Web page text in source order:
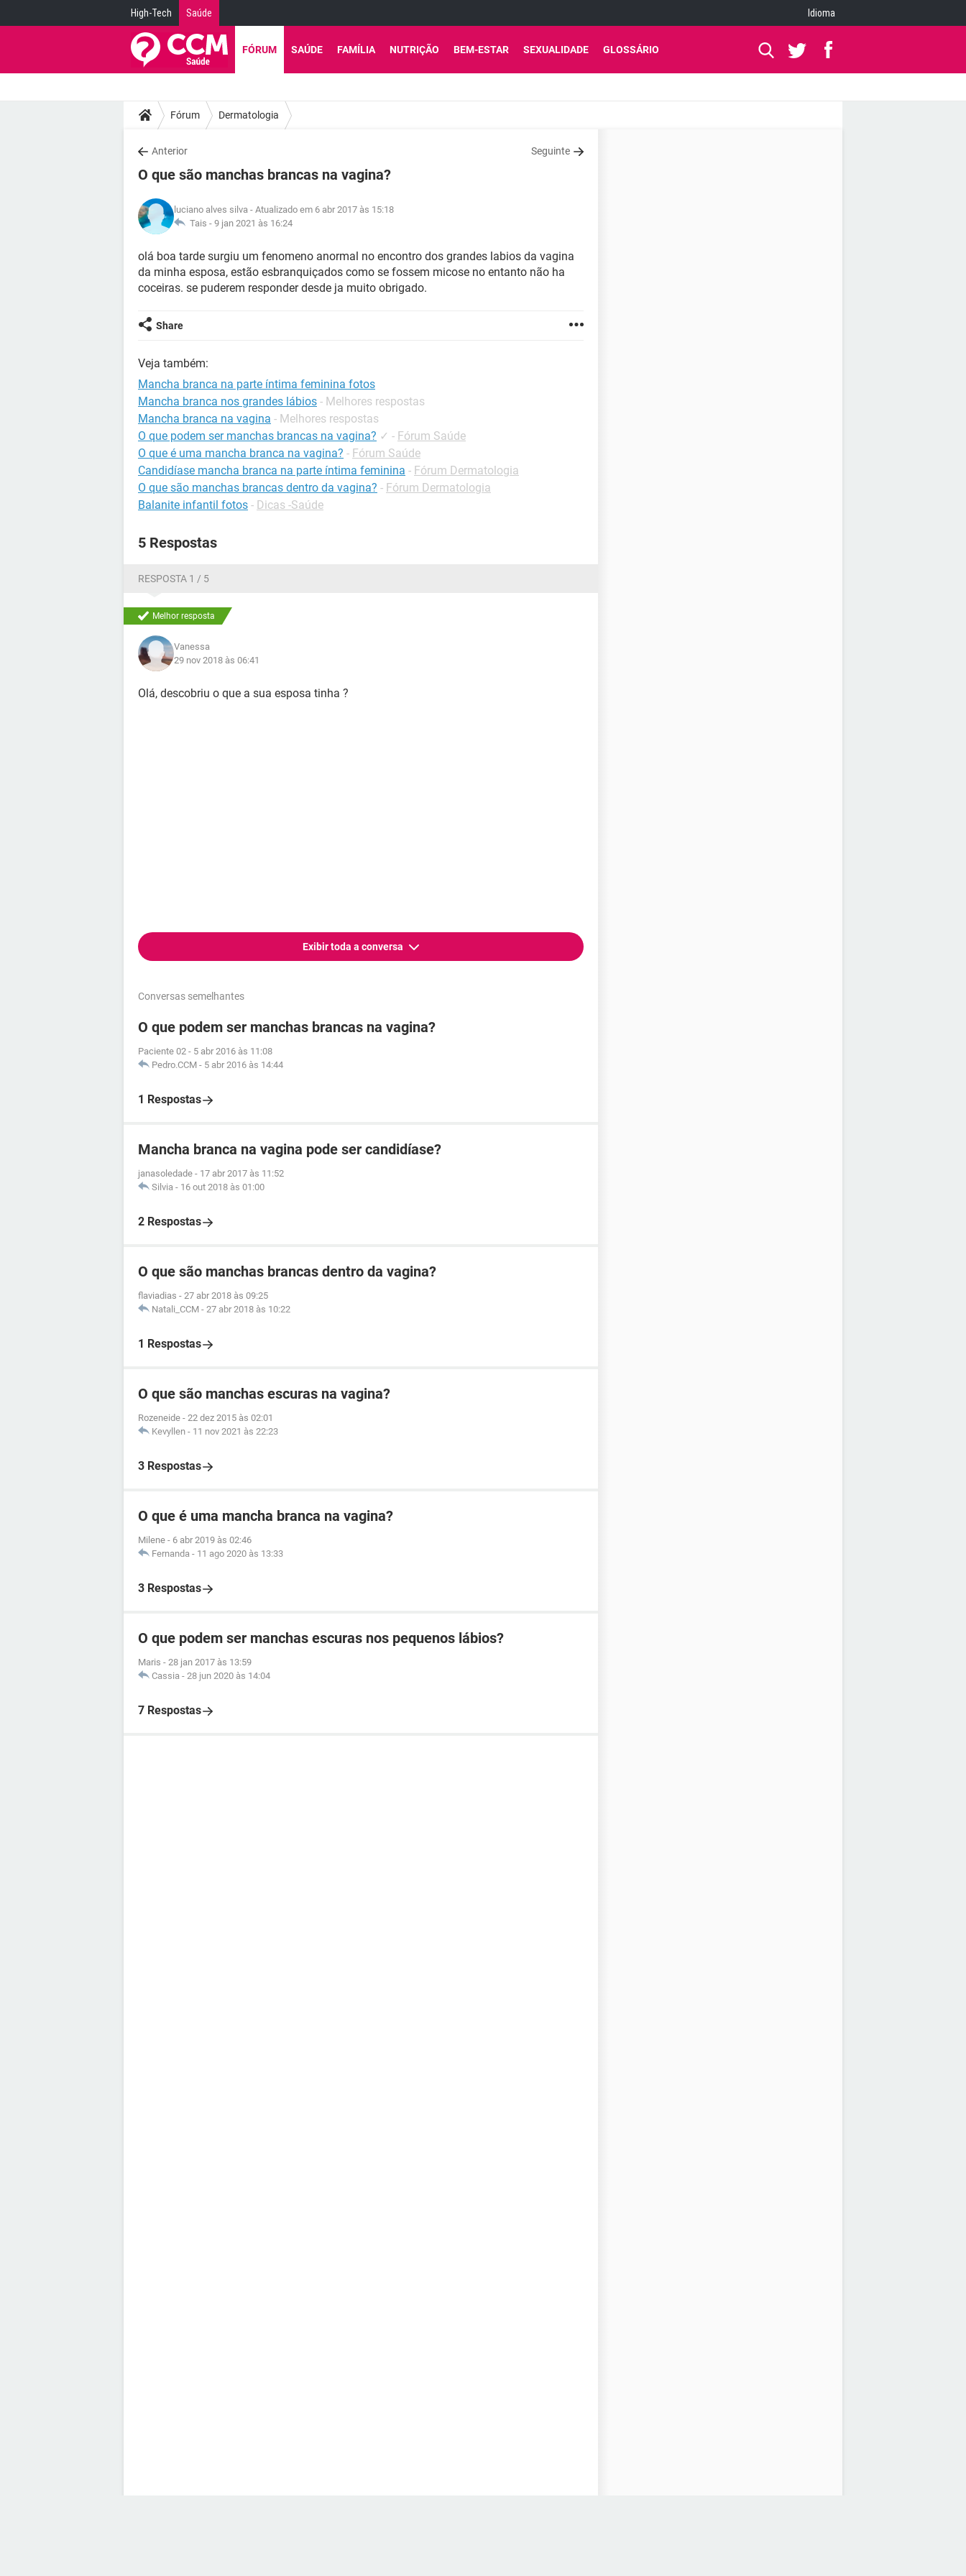
High-Tech Saúde Idioma
FÓRUM SAÚDE FAMÍLIA NUTRIÇÃO BEM-ESTAR SEXUALIDADE GLOSSÁRIO
Fórum Dermatologia
Anterior Seguinte
O que são manchas brancas na vagina?
luciano alves silva - Atualizado em 6 abr 2017 às 15:18
Tais - 9 jan 2021 às 16:24
olá boa tarde surgiu um fenomeno anormal no encontro dos grandes labios da vagina
da minha esposa, estão esbranquiçados como se fossem micose no entanto não ha
coceiras. se puderem responder desde ja muito obrigado.
Share
Veja também:
Mancha branca na parte íntima feminina fotos
Mancha branca nos grandes lábios - Melhores respostas
Mancha branca na vagina - Melhores respostas
O que podem ser manchas brancas na vagina? ✓ - Fórum Saúde
O que é uma mancha branca na vagina? - Fórum Saúde
Candidíase mancha branca na parte íntima feminina - Fórum Dermatologia
O que são manchas brancas dentro da vagina? - Fórum Dermatologia
Balanite infantil fotos - Dicas -Saúde
5 Respostas
RESPOSTA 1 / 5
Melhor resposta
Vanessa
29 nov 2018 às 06:41
Olá, descobriu o que a sua esposa tinha ?
Exibir toda a conversa
Conversas semelhantes
O que podem ser manchas brancas na vagina?
Paciente 02 - 5 abr 2016 às 11:08
Pedro.CCM - 5 abr 2016 às 14:44
1 Respostas
Mancha branca na vagina pode ser candidíase?
janasoledade - 17 abr 2017 às 11:52
Silvia - 16 out 2018 às 01:00
2 Respostas
O que são manchas brancas dentro da vagina?
flaviadias - 27 abr 2018 às 09:25
Natali_CCM - 27 abr 2018 às 10:22
1 Respostas
O que são manchas escuras na vagina?
Rozeneide - 22 dez 2015 às 02:01
Kevyllen - 11 nov 2021 às 22:23
3 Respostas
O que é uma mancha branca na vagina?
Milene - 6 abr 2019 às 02:46
Fernanda - 11 ago 2020 às 13:33
3 Respostas
O que podem ser manchas escuras nos pequenos lábios?
Maris - 28 jan 2017 às 13:59
Cassia - 28 jun 2020 às 14:04
7 Respostas